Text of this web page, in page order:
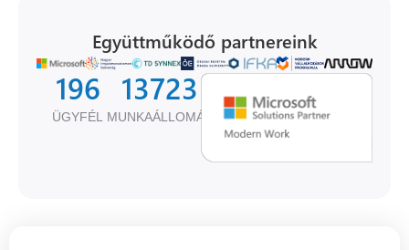
Együttműködő partnereink
ÜGYFÉL
196
MUNKAÁLLOMÁS
13799